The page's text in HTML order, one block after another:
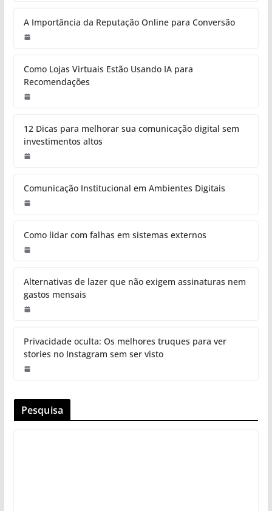
A Importância da Reputação Online para Conversão
Como Lojas Virtuais Estão Usando IA para
Recomendações
12 Dicas para melhorar sua comunicação digital sem
investimentos altos
Comunicação Institucional em Ambientes Digitais
Como lidar com falhas em sistemas externos
Alternativas de lazer que não exigem assinaturas nem
gastos mensais
Privacidade oculta: Os melhores truques para ver
stories no Instagram sem ser visto
Pesquisa